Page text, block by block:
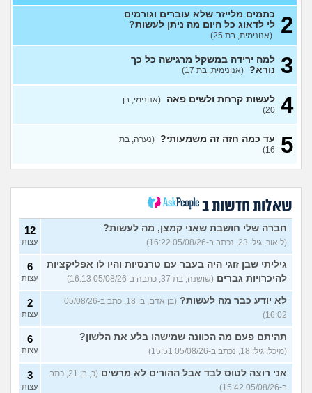
יש לי נשירת סטרס ואני נכנסת
לשנה קשה יותר מה אני עושה?
(אנונימית מתולתלת, בת 16)
הן לא אוהבות את זה?
(אריה, בן 26)
איך להתמודד עם הערות על
המשקל שלי?
(אישה, בת 21)
על ריח רע מהנרתיק
(אינה,
בת 32)
מהי האינדיקציה ההכי טובה
11
אני מתבייש ולא יודע מה
לעשות בקיץ בים או בריכה
(אנונימי, בן 13)
רופא שיניים נזף בי, דמעתי כל
הטיפול
(תות, בת 34)
6
עד כמה אני מבלבלת בנות
באופן הלבוש שלי והדיבור שלי,
צריכה עצה
(עדן, בת 24)
4
עצות
האם אימוני קליסטניקס באמת
טובים יותר?
(מתלבט, בן 32)
4
עצות
בת 16, והשיער שלי ממש נושר
ואני לא יודעת מה לעשות?
(אליאנה, בת 16)
2
כתמים מלייזר שלא עוברים וגורמים
לי לדאוג כל היום מה ניתן לעשות?
(אנונימית, בת 25)
3 למה ירידה במשקל מרגישה כל כך
נורא? (אנונימית, בת 17)
4 לעשות קרחת ולשים פאה (אנונימי, בן
20)
5 עד כמה חזה זה משמעותי? (נערה, בת
16)
שאלות חדשות ב
חברה שלי חושבת שאני קמצן, מה לעשות?
(ליאור, גיל: 23, נכתב ב-05/08/26 16:22)
12
עצות
גיליתי שבן זוגי היה בעבר עם טרנסיות והיו לו אפליקציות
להיכרויות גברים (שושנה, בת 37, כתבה ב-05/08/26 16:13)
6
עצות
לא יודע כבר מה לעשות?
(בן אדם, בן 18, כתב ב-05/08/26
16:02)
2
עצות
תהיתם פעם מה הכוונה שמישהו בלע את הלשון?
(מיכל, גיל: 18, נכתב ב-05/08/26 15:51)
6
עצות
אני רוצה לטוס לבד אבל ההורים לא מרשים
(כ, בן 21, כתב
ב-05/08/26 15:42)
3
עצות